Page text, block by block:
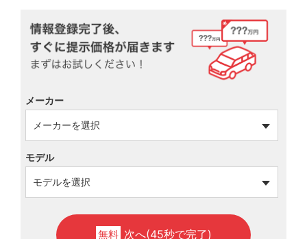
メーカー
モデル
無料 次へ(45秒で完了)